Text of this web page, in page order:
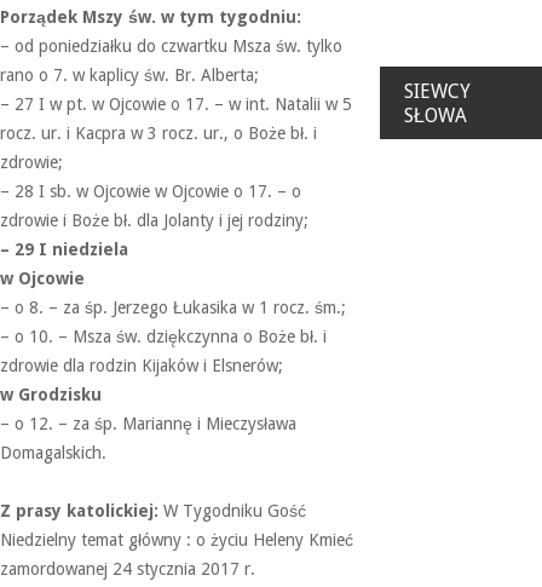
Porządek Mszy św. w tym tygodniu:
– od poniedziałku do czwartku Msza św. tylko
rano o 7. w kaplicy św. Br. Alberta;
– 27 I w pt. w Ojcowie o 17. – w int. Natalii w 5
rocz. ur. i Kacpra w 3 rocz. ur., o Boże bł. i
zdrowie;
– 28 I sb. w Ojcowie w Ojcowie o 17. – o
zdrowie i Boże bł. dla Jolanty i jej rodziny;
– 29 I niedziela
w Ojcowie
– o 8. – za śp. Jerzego Łukasika w 1 rocz. śm.;
– o 10. – Msza św. dziękczynna o Boże bł. i
zdrowie dla rodzin Kijaków i Elsnerów;
w Grodzisku
– o 12. – za śp. Mariannę i Mieczysława
Domagalskich.
Z prasy katolickiej: W Tygodniku Gość
Niedzielny temat główny : o życiu Heleny Kmieć
zamordowanej 24 stycznia 2017 r.
SIEWCY
SŁOWA